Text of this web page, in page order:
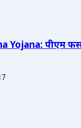
Yojana: पीएम